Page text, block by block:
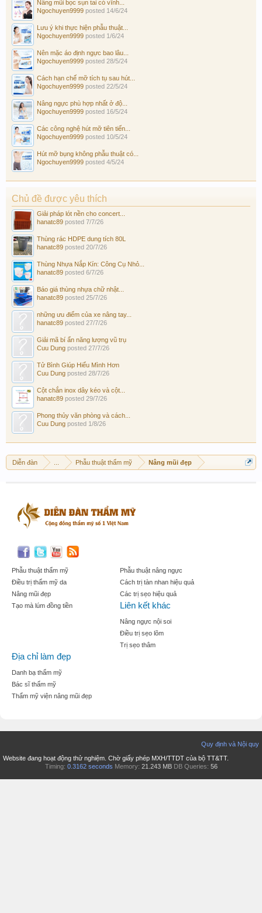
Nâng mũi bọc sụn tai có vĩnh...
Ngochuyen9999 posted 14/6/24
Lưu ý khi thực hiện phẫu thuật...
Ngochuyen9999 posted 1/6/24
Nên mặc áo định ngực bao lâu...
Ngochuyen9999 posted 28/5/24
Cách hạn chế mỡ tích tụ sau hút...
Ngochuyen9999 posted 22/5/24
Nâng ngực phù hợp nhất ở độ...
Ngochuyen9999 posted 16/5/24
Các công nghệ hút mỡ tiên tiến...
Ngochuyen9999 posted 10/5/24
Hút mỡ bụng không phẫu thuật có...
Ngochuyen9999 posted 4/5/24
Chủ đề được yêu thích
Giải pháp lót nền cho concert...
hanatc89 posted 7/7/26
Thùng rác HDPE dung tích 80L
hanatc89 posted 20/7/26
Thùng Nhựa Nắp Kín: Công Cụ Nhỏ...
hanatc89 posted 6/7/26
Báo giá thùng nhựa chữ nhật...
hanatc89 posted 25/7/26
những ưu điểm của xe nâng tay...
hanatc89 posted 27/7/26
Giải mã bí ẩn năng lượng vũ trụ
Cuu Dung posted 27/7/26
Tử Bình Giúp Hiểu Mình Hơn
Cuu Dung posted 28/7/26
Cột chắn inox dây kéo và cột...
hanatc89 posted 29/7/26
Phong thủy văn phòng và cách...
Cuu Dung posted 1/8/26
Diễn đàn Phẫu thuật thẩm mỹ Nâng mũi đẹp
Phẫu thuật thẩm mỹ
Điều trị thẩm mỹ da
Nâng mũi đẹp
Tạo mà lúm đồng tiền
Phẫu thuật nâng ngực
Cách trị tàn nhan hiệu quả
Các trị sẹo hiệu quả
Liên kết khác
Nâng ngực nội soi
Điều trị sẹo lõm
Trị sẹo thâm
Địa chỉ làm đẹp
Danh bạ thẩm mỹ
Bác sĩ thẩm mỹ
Thẩm mỹ viện nâng mũi đẹp
Quy định và Nội quy
Website đang hoạt động thử nghiệm. Chờ giấy phép MXH/TTDT của bộ TT&TT.
Timing: 0.3162 seconds Memory: 21.243 MB DB Queries: 56